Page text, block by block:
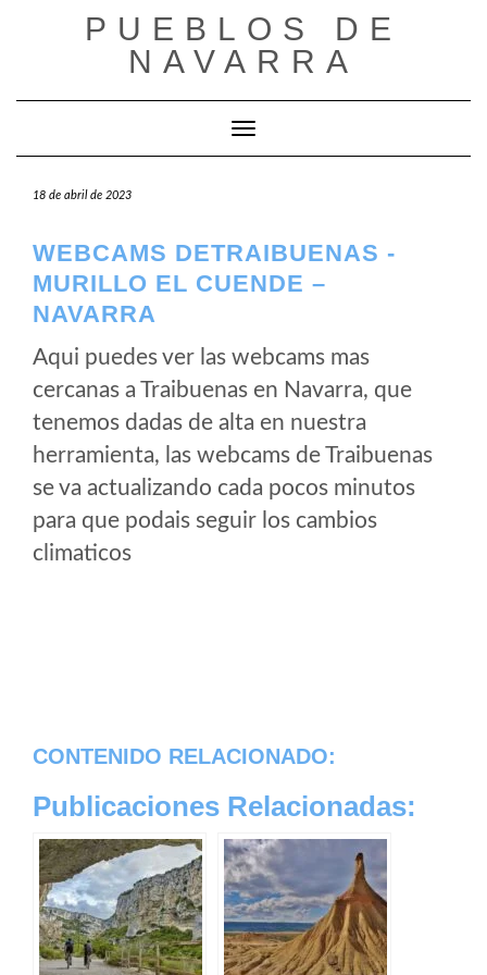
PUEBLOS DE
NAVARRA
Cambiar modo de navegación
18 de abril de 2023
WEBCAMS DETRAIBUENAS -
MURILLO EL CUENDE –
NAVARRA
Aqui puedes ver las webcams mas
cercanas a Traibuenas en Navarra, que
tenemos dadas de alta en nuestra
herramienta, las webcams de Traibuenas
se va actualizando cada pocos minutos
para que podais seguir los cambios
climaticos
CONTENIDO RELACIONADO:
Publicaciones Relacionadas: